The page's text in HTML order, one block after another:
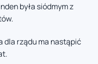
była siódmym z
dla rządu ma nastąpić